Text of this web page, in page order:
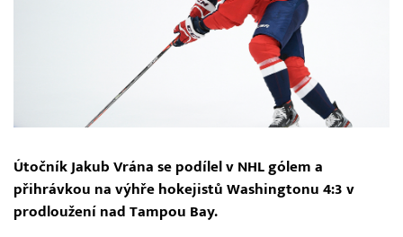
Útočník Jakub Vrána se podílel v NHL gólem a
přihrávkou na výhře hokejistů Washingtonu 4:3 v
prodloužení nad Tampou Bay.